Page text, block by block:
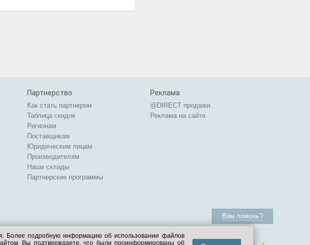
Партнерство
Как стать партнером
Таблица скидок
Регионам
Поставщикам
Юридическим лицам
Производителям
Наши склады
Партнерские программы
Реклама
@DIRECT продажи
Реклама на сайте
Вам помочь?
Более подробную информацию об использовании файлов
Вы подтверждаете, что были проинформированы об